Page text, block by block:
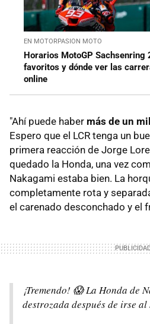
EN MOTORPASION MOTO
Horarios MotoGP Sachsenring
favoritos y dónde ver las
online
"Ahí puede haber más de un
Espero que el LCR tenga un
primera reacción de Jorge
quedado la Honda, una vez
Nakagami estaba bien. La
completamente rota y
el carenado desconchado y el
¡Tremendo! 😱 La Honda de
destrozada después de irse